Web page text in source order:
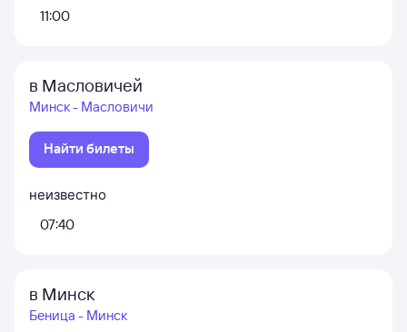
11:00
в Масловичей
Минск - Масловичи
Найти билеты
неизвестно
07:40
в Минск
Беница - Минск